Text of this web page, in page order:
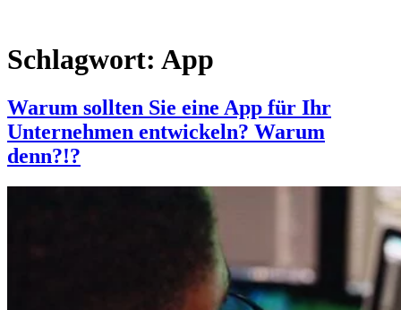
Schlagwort: App
Warum sollten Sie eine App für Ihr
Unternehmen entwickeln? Warum
denn?!?